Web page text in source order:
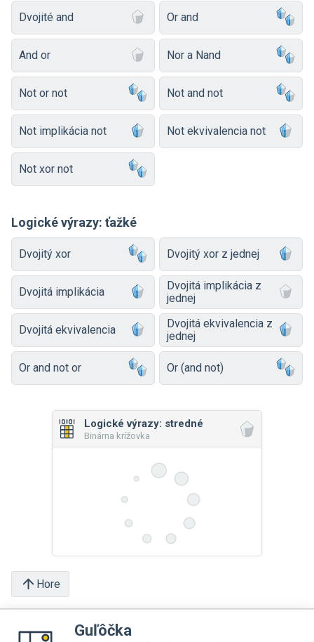
Dvojité and Or and
And or Nor a Nand
Not or not Not and not
Not implikácia not Not ekvivalencia not
Not xor not
Logické výrazy: ťažké
Dvojitý xor Dvojitý xor z jednej
Dvojitá implikácia
Dvojitá implikácia z
jednej
Dvojitá ekvivalencia
Dvojitá ekvivalencia z
jednej
Or and not or Or (and not)
Logické výrazy: stredné
Binárna krížovka
Hore
Guľôčka